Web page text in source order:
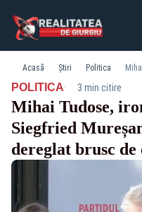
Acasă Știri Politica
POLITICA· 3 min citire
Mihai Tudose,
Siegfried
dereglat brusc de